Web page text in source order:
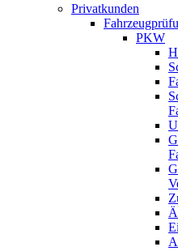
Privatkunden
PKW